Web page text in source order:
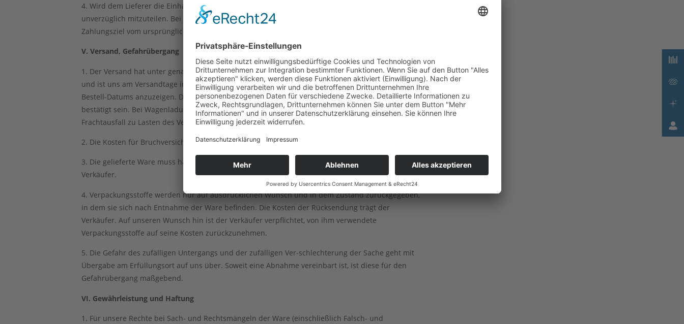
4. Wird dem Lieferer die Einhaltung der First oder des Termins unmöglich, so hat er dies
unverzüglich mitzuteilen. Bei vorzeitiger Lieferung, die mit uns zu vereinbarenist, wird das
Zahlungsziel vom ursprünglichen vereinbarten Liefertermin angerechnet.
V. Versand, Gefahrübergang
1. Der Versand hat unter genauer Beachtung unserer jeweiligen Versandvorschriften zu erfolgen
und ist uns am Versandtage in zweifacher Ausfertigung unter Angabe der Bestell-Nr. und des
Bestell-Datums anzuzeigen. Das Nettogewicht muss durch die Wiegekarte einer geeichten Waage
bestätigt sein. Bei Wagenladungen, deren Ladegewicht nicht ausgenutzt wird, geht der
Frachtausfall zu Lasten des Verkäufers.
2. Die Kosten für Bruchversicherung tragen wir nur, wenn wir diese ausdrücklich wünschen.
3. Die gelieferte Ware muss handelsüblich verpackt sein. Die Verpackungskosten trägt der
Verkäufer.
4. Verpackungsstoffe werden nur auf ausdrücklichen Wunsch und in dem Zustand zurückgegeben,
in dem sie sich nach Entnahme der Ware befinden. Die Kosten der Rücksendung trägt der
Verkäufer. Auf unseren Wunsch hin ist der Verkäufer verpflichtet, von ihm verwendete
Verpackungsstoffe auf seine Kosten zurückzunehmen.
5. Die Gefahr des zufälligen Untergangs und der zufälligen Ver-schlechterung der Sache geht mit
Übergabe am Erfüllungsort auf uns über. Soweit eine Abnahme vereinbart ist, ist diese für den
Gefahrübergang maßgebend.
VI. Gewährleistung und Haftung
1. Für unsere Rechte bei Sach- und Rechtsmängeln der Ware (einschließlich Falsch- und